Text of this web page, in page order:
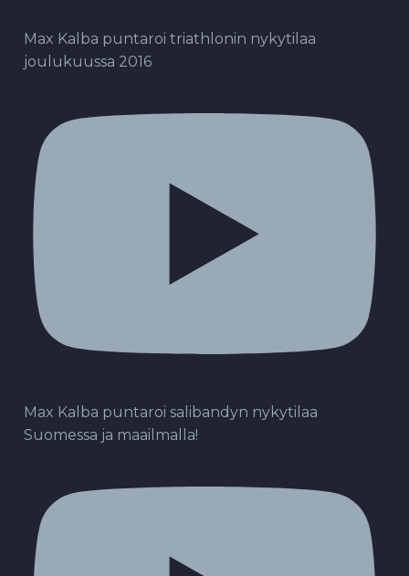
Max Kalba puntaroi triathlonin nykytilaa
joulukuussa 2016
Max Kalba puntaroi salibandyn nykytilaa
Suomessa ja maailmalla!